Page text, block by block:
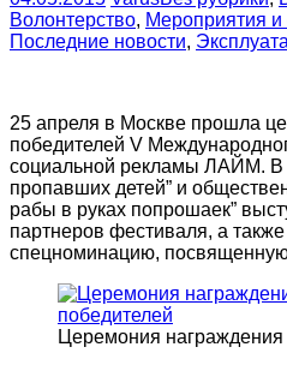
Волонтерство, Мероприятия и
Последние новости,
25 апреля в Москве прошла
победителей V
социальной рекламы ЛАЙМ. В
пропавших детей” и
рабы в руках попрошаек”
партнеров фестиваля, а
спецноминацию, посвященную
Церемония награждения